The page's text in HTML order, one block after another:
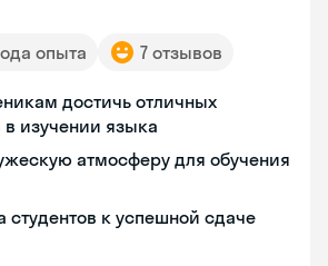
опыта 7 отзывов
достичь отличных
в изучении языка
атмосферу для обучения
студентов к успешной сдаче